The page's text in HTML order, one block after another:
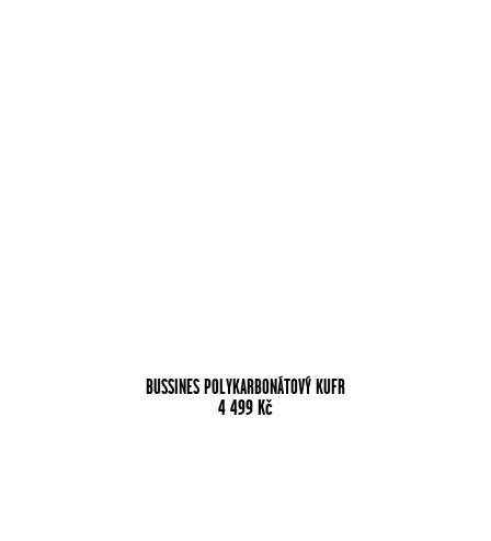
BUSSINES POLYKARBONÁTOVÝ KUFR
4 499Kč